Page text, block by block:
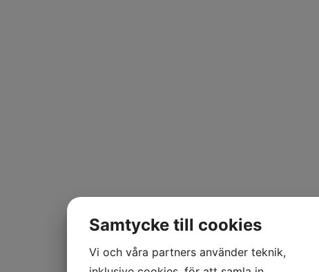
Samtycke till cookies
Vi och våra partners använder teknik,